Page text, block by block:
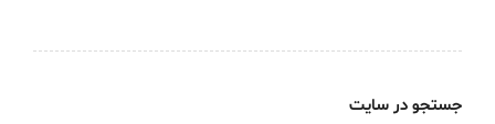
جستجو در سایت